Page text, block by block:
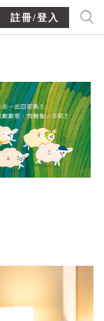
註冊/登入